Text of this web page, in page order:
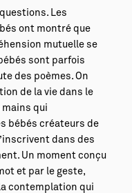
Les
ont montré que
mutuelle se
sont parfois
des poèmes. On
de la vie dans le
mains qui
bébés créateurs de
dans des
Un moment conçu
et par le geste,
contemplation qui